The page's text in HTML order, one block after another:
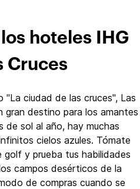
hoteles IHG
Cruces
ciudad de las cruces", Las
gran destino para los amantes
de sol al año, hay muchas
cielos azules. Tómate
y prueba tus habilidades
campos desérticos de la
de compras cuando se